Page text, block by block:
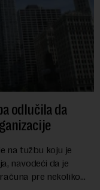
odlučila da
na tužbu koju je
navodeći da je
pre nekoliko